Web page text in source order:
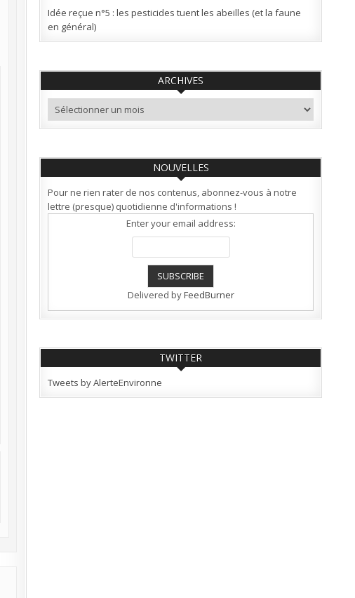
Idée reçue n°5 : les pesticides tuent les abeilles (et la faune
en général)
ARCHIVES
Archives
NOUVELLES
Pour ne rien rater de nos contenus, abonnez-vous à notre
lettre (presque) quotidienne d'informations !
Enter your email address:
Delivered byFeedBurner
TWITTER
Tweets by AlerteEnvironne